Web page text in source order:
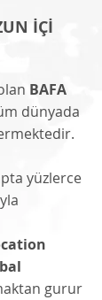
İÇİ
BAFA
dünyada
yüzlerce
gurur